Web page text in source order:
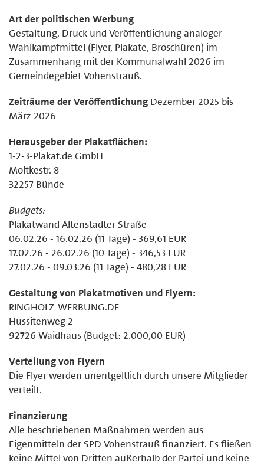
Art der politischen Werbung
Gestaltung, Druck und Veröffentlichung analoger
Wahlkampfmittel (Flyer, Plakate, Broschüren) im
Zusammenhang mit der Kommunalwahl 2026 im
Gemeindegebiet Vohenstrauß.
Zeiträume der Veröffentlichung Dezember 2025 bis
März 2026
Herausgeber der Plakatflächen:
1-2-3-Plakat.de GmbH
Moltkestr. 8
32257 Bünde
Budgets:
Plakatwand Altenstadter Straße
06.02.26 - 16.02.26 (11 Tage) - 369,61 EUR
17.02.26 - 26.02.26 (10 Tage) - 346,53 EUR
27.02.26 - 09.03.26 (11 Tage) - 480,28 EUR
Gestaltung von Plakatmotiven und Flyern:
RINGHOLZ-WERBUNG.DE
Hussitenweg 2
92726 Waidhaus (Budget: 2.000,00 EUR)
Verteilung von Flyern
Die Flyer werden unentgeltlich durch unsere Mitglieder
verteilt.
Finanzierung
Alle beschriebenen Maßnahmen werden aus
Eigenmitteln der SPD Vohenstrauß finanziert. Es fließen
keine Mittel von Dritten außerhalb der Partei und keine